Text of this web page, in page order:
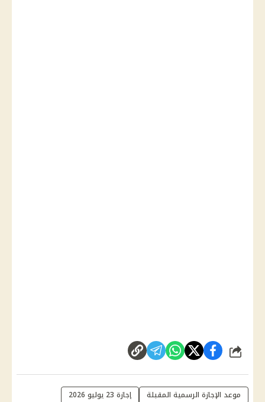
شارك
موعد الإجازة الرسمية المقبلة
إجازة 23 يوليو 2026